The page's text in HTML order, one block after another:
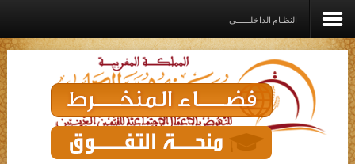
الرئيسية
المؤسســة
القيم الديني
النظـام الداخلــــــي